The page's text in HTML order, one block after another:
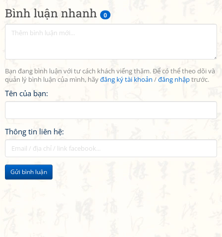
Bình luận nhanh 0
Bạn đang bình luận với tư cách khách viếng thăm. Để có thể theo dõi và
quản lý bình luận của mình, hãyđăng ký tài khoản /đăng nhậptrước.
Tên của bạn:
Thông tin liên hệ:
Gửi bình luận